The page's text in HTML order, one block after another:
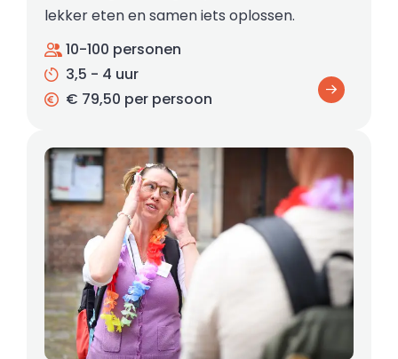
lekker eten en samen iets oplossen.
10-100 personen
3,5 - 4 uur
€ 79,50 per persoon